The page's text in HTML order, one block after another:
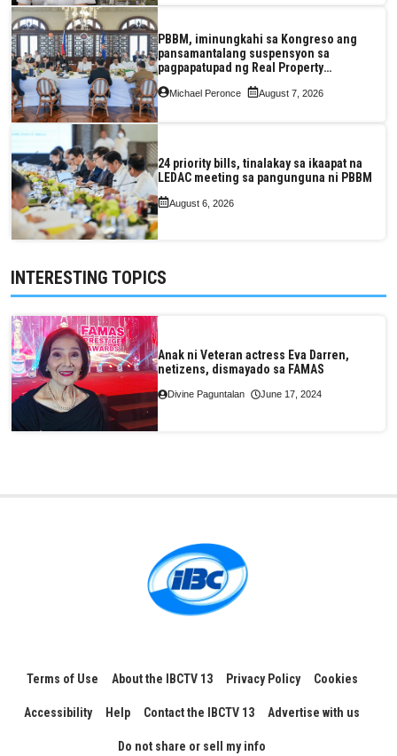
PBBM, iminungkahi sa Kongreso ang
pansamantalang suspensyon sa
pagpapatupad ng Real Property
Valuation and Assessment Reform Act
Michael Peronce August 7, 2026
24 priority bills, tinalakay sa ikaapat na
LEDAC meeting sa pangunguna ni PBBM
August 6, 2026
INTERESTING TOPICS
Anak ni Veteran actress Eva Darren,
netizens, dismayado sa FAMAS
Divine Paguntalan June 17, 2024
Terms of Use About the IBCTV 13 Privacy Policy Cookies
Accessibility Help Contact the IBCTV 13 Advertise with us
Do not share or sell my info